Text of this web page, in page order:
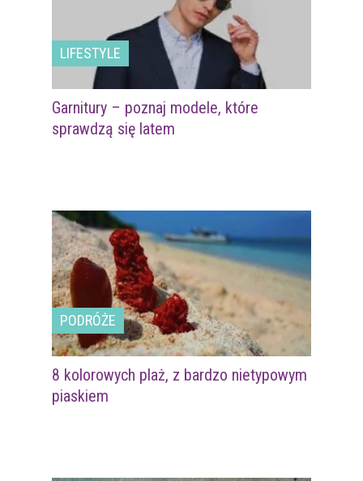
LIFESTYLE
Garnitury – poznaj modele, które
sprawdzą się latem
PODRÓŻE
8 kolorowych plaż, z bardzo nietypowym
piaskiem